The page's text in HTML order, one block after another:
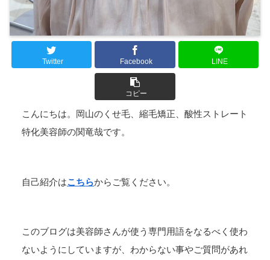
Twitter Facebook LINE
コピー
こんにちは。岡山のくせ毛、縮毛矯正、酸性ストレート
特化美容師の関竜哉です。
自己紹介はこちらからご覧ください。
このブログは美容師さんが使う専門用語をなるべく使わ
ないようにしていますが、わからない事やご質問があれ